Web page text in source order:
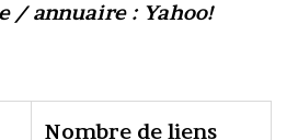
/ annuaire : Yahoo!
Nombre de liens